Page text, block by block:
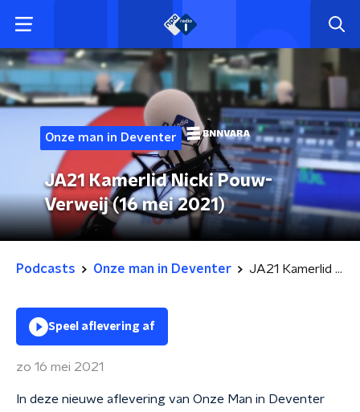
Onze man in Deventer
JA21 Kamerlid Nicki Pouw-
Verweij (16 mei 2021)
Podcasts Onze man in Deventer JA21 Kamerlid Nicki Pouw-Verweij (16 mei 2021)
Speel aflevering af
zo 16 mei 2021
In deze nieuwe aflevering van Onze Man in Deventer